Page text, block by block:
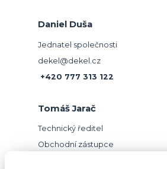
Daniel Duša
Jednatel společnosti
dekel@dekel.cz
+420 777 313 122
Tomáš Jarač
Technický ředitel
Obchodní zástupce